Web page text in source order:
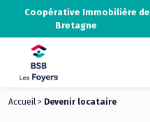
Coopérative Immobilière de
Bretagne
Accueil > Devenir locataire